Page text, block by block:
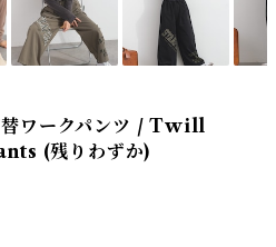
ワークパンツ / Twill
(残りわずか)